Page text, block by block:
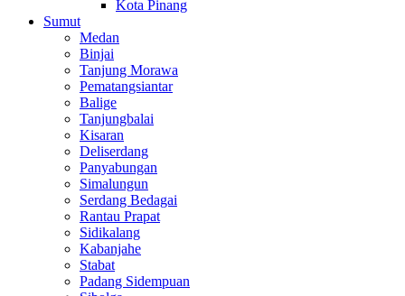
Kota Pinang
Sumut
Medan
Binjai
Tanjung Morawa
Pematangsiantar
Balige
Tanjungbalai
Kisaran
Deliserdang
Panyabungan
Simalungun
Serdang Bedagai
Rantau Prapat
Sidikalang
Kabanjahe
Stabat
Padang Sidempuan